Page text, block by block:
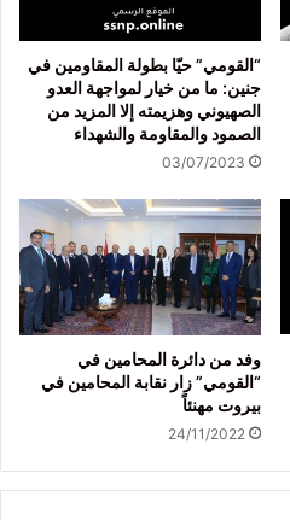
“القومي” حيّا بطولة المقاومين في
جنين: ما من خيار لمواجهة العدو
الصهيوني وهزيمته إلا المزيد من
الصمود والمقاومة والشهداء
03/07/2023
وفد من دائرة المحامين في
“القومي” زار نقابة المحامين في
بيروت مهنئاً
24/11/2022